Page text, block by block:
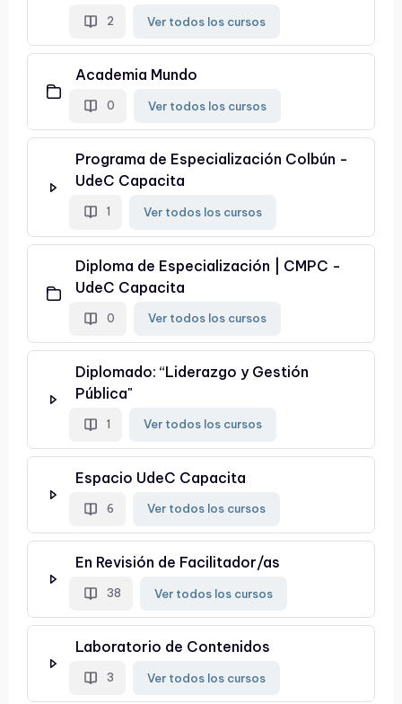
2 Ver todos los cursos
Academia Mundo
0 Ver todos los cursos
Programa de Especialización Colbún -
UdeC Capacita
1 Ver todos los cursos
Diploma de Especialización | CMPC -
UdeC Capacita
0 Ver todos los cursos
Diplomado: “Liderazgo y Gestión
Pública"
1 Ver todos los cursos
Espacio UdeC Capacita
6 Ver todos los cursos
En Revisión de Facilitador/as
38 Ver todos los cursos
Laboratorio de Contenidos
3 Ver todos los cursos